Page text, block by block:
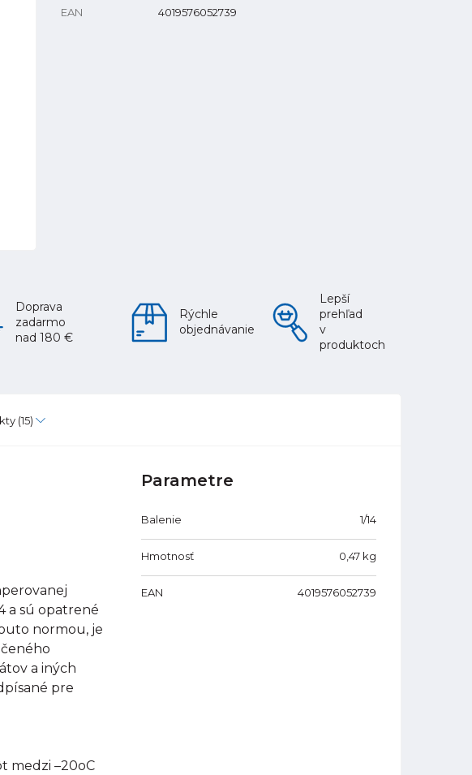
EAN
4019576052739
Doprava
zadarmo
nad 180 €
Rýchle
objednávanie
Lepší
prehľad
v
produktoch
(15)
a sú opatrené
normou, je
a iných
pre
medzi –20oC
Parametre
Balenie 1/14
Hmotnosť 0,47 kg
EAN 4019576052739